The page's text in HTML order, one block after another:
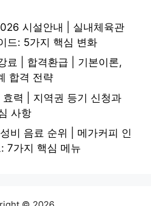
시설안내 | 실내체육관
드: 5가지 핵심 변화
료 | 합격환급 | 기본이론,
합격 전략
력 | 지역권 등기 신청과
사항
비 음료 순위 | 메가커피 인
7가지 핵심 메뉴